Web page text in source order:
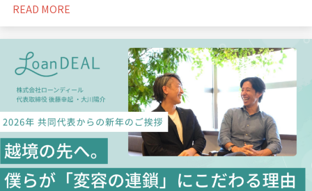
READ MORE